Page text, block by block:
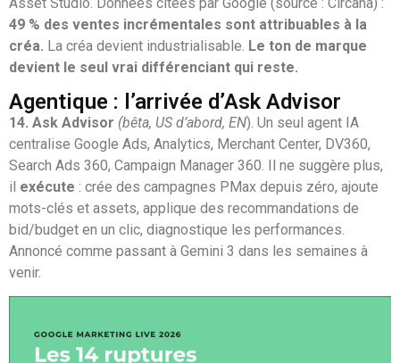
49 % des ventes incrémentales sont attribuables à la
créa. La créa devient industrialisable. Le ton de marque
devient le seul vrai différenciant qui reste.
Agentique : l’arrivée d’Ask Advisor
14. Ask Advisor (bêta, US d’abord, EN). Un seul agent IA
centralise Google Ads, Analytics, Merchant Center, DV360,
Search Ads 360, Campaign Manager 360. Il ne suggère plus,
il exécute : crée des campagnes PMax depuis zéro, ajoute
mots-clés et assets, applique des recommandations de
bid/budget en un clic, diagnostique les performances.
Annoncé comme passant à Gemini 3 dans les semaines à
venir.